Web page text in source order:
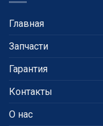
Главная
Запчасти
Гарантия
Контакты
О нас